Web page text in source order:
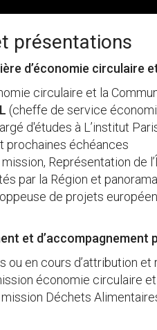
présentations
d’économie circulaire
circulaire et la
(cheffe de service
d'études à L’institut
prochaines échéances
Représentation de
par la Région et
de projets
et d’accompagnement
ou en cours d’attribution
économie circulaire
Déchets